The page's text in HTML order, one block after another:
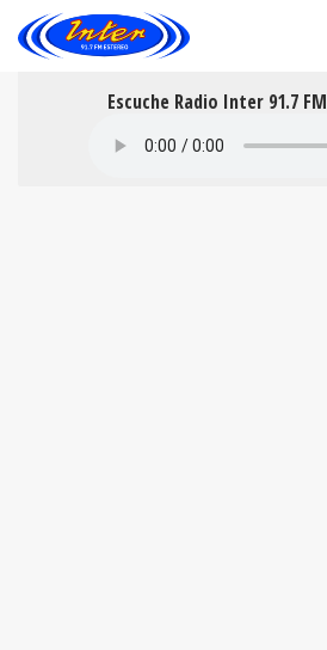
Escuche Radio Inter 91.7 FM